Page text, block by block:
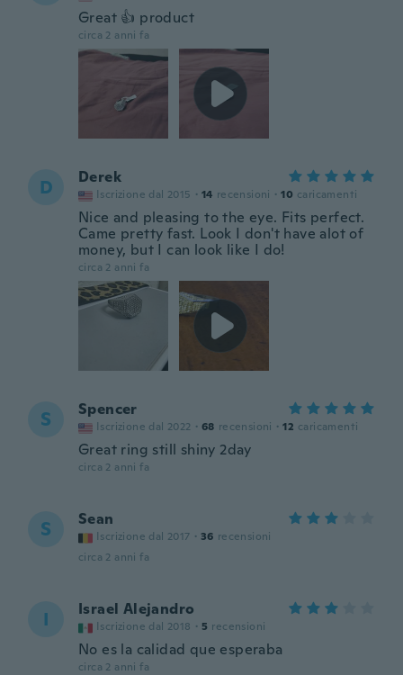
Great 👍 product
circa 2 anni fa
D Derek
Iscrizione dal 2015 · 14 recensioni · 10 caricamenti
Nice and pleasing to the eye. Fits perfect.
Came pretty fast. Look I don't have alot of
money, but I can look like I do!
circa 2 anni fa
S Spencer
Iscrizione dal 2022 · 68 recensioni · 12 caricamenti
Great ring still shiny 2day
circa 2 anni fa
S Sean
Iscrizione dal 2017 · 36 recensioni
circa 2 anni fa
I Israel Alejandro
Iscrizione dal 2018 · 5 recensioni
No es la calidad que esperaba
circa 2 anni fa